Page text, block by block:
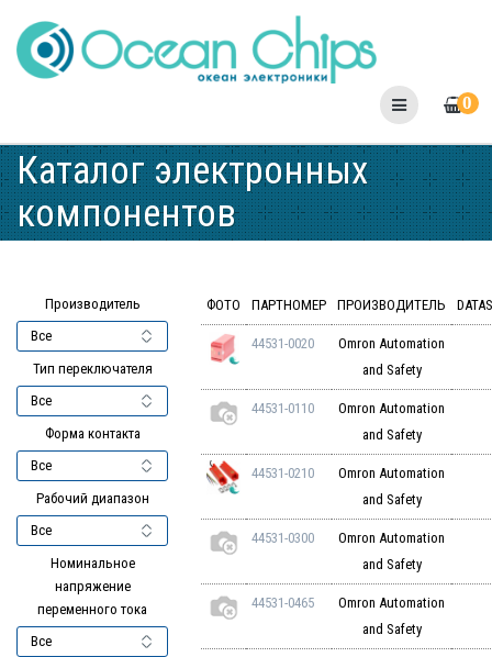
to
content
0
Каталог электронных
компонентов
Производитель
Тип переключателя
Форма контакта
Рабочий диапазон
Номинальное
напряжение
переменного тока
ФОТО ПАРТНОМЕР ПРОИЗВОДИТЕЛЬ
44531-0020
Omron Automation
and Safety
44531-0110
Omron Automation
and Safety
44531-0210
Omron Automation
and Safety
44531-0300
Omron Automation
and Safety
44531-0465
Omron Automation
and Safety